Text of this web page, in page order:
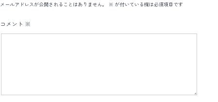
メールアドレスが公開されることはありません。 ※ が付いている欄は必須項目です
コメント ※